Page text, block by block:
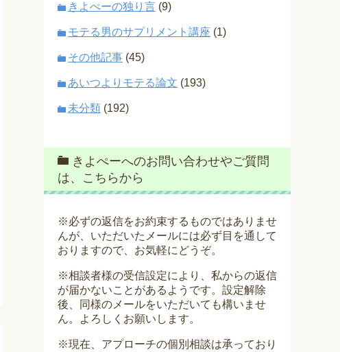
きよぺーの独り言 (9)
モテる男のサプリメント講座 (1)
その他記事 (45)
あいつよりモテる論文 (193)
未分類 (192)
きよぺーへのお問い合わせやご質問
は、こちらから
※必ずの返信をお約束するものではありませ
んが、いただいたメールには必ず目を通して
おりますので、お気軽にどうぞ。
※相談者様の受信設定により、私からの返信
が届かないことがあるようです。設定解除
後、同様のメールをいただいても構いませ
ん。よろしくお願いします。
※現在、アプローチの個別相談は承っており